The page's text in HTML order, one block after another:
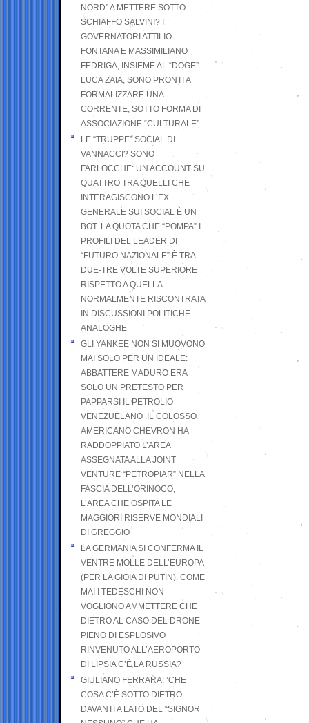
NORD” A METTERE SOTTO
SCHIAFFO SALVINI? I
GOVERNATORI ATTILIO
FONTANA E MASSIMILIANO
FEDRIGA, INSIEME AL “DOGE”
LUCA ZAIA, SONO PRONTI A
FORMALIZZARE UNA
CORRENTE, SOTTO FORMA DI
ASSOCIAZIONE “CULTURALE”
LE “TRUPPE” SOCIAL DI
VANNACCI? SONO
FARLOCCHE: UN ACCOUNT SU
QUATTRO TRA QUELLI CHE
INTERAGISCONO L’EX
GENERALE SUI SOCIAL È UN
BOT. LA QUOTA CHE “POMPA” I
PROFILI DEL LEADER DI
“FUTURO NAZIONALE” È TRA
DUE-TRE VOLTE SUPERIORE
RISPETTO A QUELLA
NORMALMENTE RISCONTRATA
IN DISCUSSIONI POLITICHE
ANALOGHE
GLI YANKEE NON SI MUOVONO
MAI SOLO PER UN IDEALE:
ABBATTERE MADURO ERA
SOLO UN PRETESTO PER
PAPPARSI IL PETROLIO
VENEZUELANO .IL COLOSSO
AMERICANO CHEVRON HA
RADDOPPIATO L’AREA
ASSEGNATA ALLA JOINT
VENTURE “PETROPIAR” NELLA
FASCIA DELL’ORINOCO,
L’AREA CHE OSPITA LE
MAGGIORI RISERVE MONDIALI
DI GREGGIO
LA GERMANIA SI CONFERMA IL
VENTRE MOLLE DELL’EUROPA
(PER LA GIOIA DI PUTIN). COME
MAI I TEDESCHI NON
VOGLIONO AMMETTERE CHE
DIETRO AL CASO DEL DRONE
PIENO DI ESPLOSIVO
RINVENUTO ALL’AEROPORTO
DI LIPSIA C’È LA RUSSIA?
GIULIANO FERRARA: ’CHE
COSA C’È SOTTO DIETRO
DAVANTI A LATO DEL “SIGNOR